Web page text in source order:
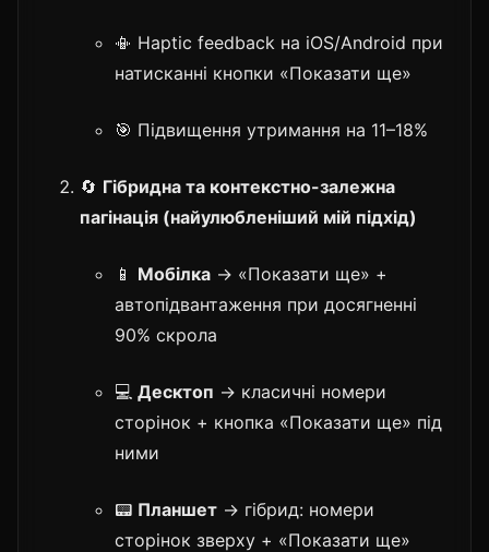
📳 Haptic feedback на iOS/Android при
натисканні кнопки «Показати ще»
🎯 Підвищення утримання на 11–18%
🔄 Гібридна та контекстно-залежна
пагінація (найулюбленіший мій підхід)
📱 Мобілка → «Показати ще» +
автопідвантаження при досягненні
90% скролa
💻 Десктоп → класичні номери
сторінок + кнопка «Показати ще» під
ними
📟 Планшет → гібрид: номери
сторінок зверху + «Показати ще»